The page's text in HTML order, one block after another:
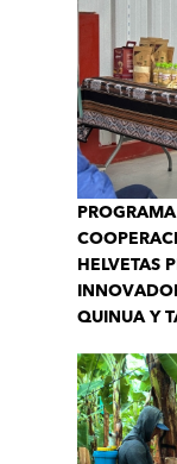
HELVETAS
QUINUA Y